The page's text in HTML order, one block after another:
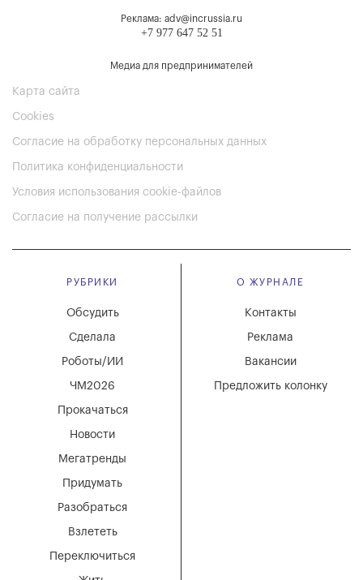
Реклама: adv@incrussia.ru
+7 977 647 52 51
Медиа для предпринимателей
Карта сайта
Cookies
Согласие на обработку персональных данных
Политика конфиденциальности
Условия использования cookie-файлов
Согласие на получение рассылки
РУБРИКИ
Мегатренды
Придумать
Разобраться
Взлететь
Новости
Переключиться
Обсудить
Сделала
Роботы/ИИ
ЧМ2026
Прокачаться
О ЖУРНАЛЕ
Вакансии
Реклама
Контакты
Предложить колонку